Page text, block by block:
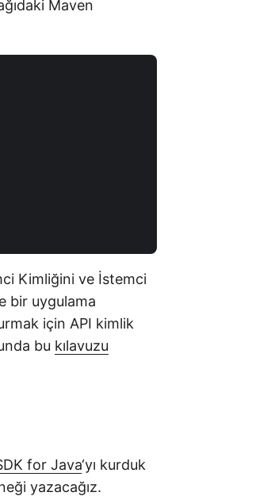
Maven
Kimliğini ve İstemci
bir uygulama
için API kimlik
bu kılavuzu
for Java‘yı kurduk
yazacağız.